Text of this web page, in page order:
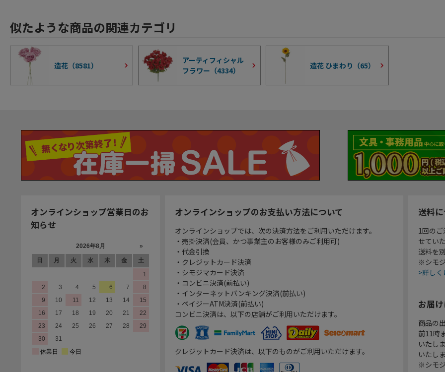
似たような商品の関連カテゴリ
造花（8581）
アーティフィシャル
フラワー（4334）
造花 ひまわり（65）
オンラインショップ営業日のお
知らせ
オンラインショップのお支払い方法について
オンラインショップでは、次の決済方法をご利用いただけます。
・売掛決済(会員、かつ事業主のお客様のみご利用可)
・代金引換
・クレジットカード決済
・シモジマカード決済
・コンビニ決済(前払い)
・インターネットバンキング決済(前払い)
・ペイジーATM決済(前払い)
コンビニ決済は、以下の店舗がご利用いただけます。
クレジットカード決済は、以下のものがご利用いただけます。
送料
1回の
せてい
送料を
※シモ
>詳し
お届
商品の
前11時
いたし
いたし
※シモ